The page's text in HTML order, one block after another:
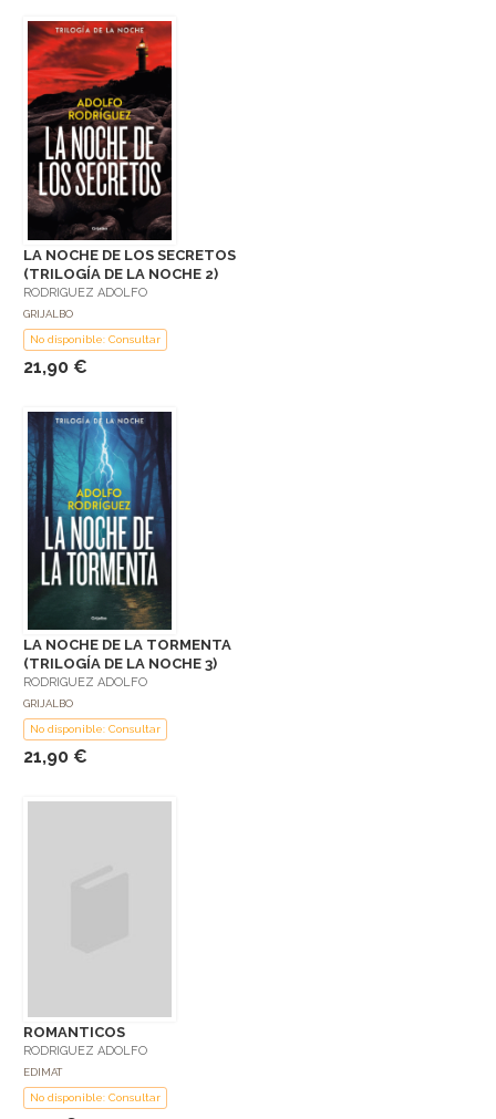
LA NOCHE DE LOS SECRETOS
(TRILOGÍA DE LA NOCHE 2)
RODRIGUEZ ADOLFO
GRIJALBO
No disponible: Consultar
21,90 €
LA NOCHE DE LA TORMENTA
(TRILOGÍA DE LA NOCHE 3)
RODRIGUEZ ADOLFO
GRIJALBO
No disponible: Consultar
21,90 €
ROMANTICOS
RODRIGUEZ ADOLFO
EDIMAT
No disponible: Consultar